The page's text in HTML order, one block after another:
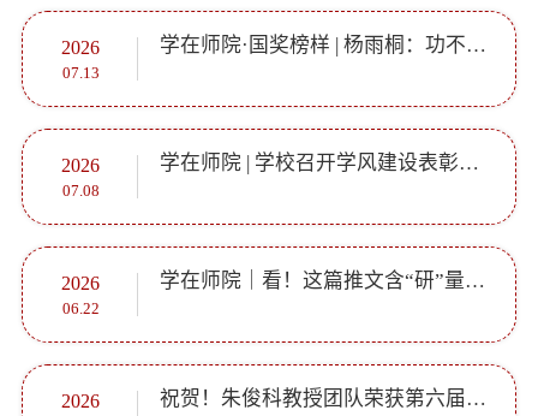
2026
07.13
学在师院·国奖榜样 | 杨雨桐：功不唐捐，玉汝于成
2026
07.08
学在师院 | 学校召开学风建设表彰大会暨2027届考研动员大会
2026
06.22
学在师院｜看！这篇推文含“研”量100%！
2026 祝贺！朱俊科教授团队荣获第六届山东省科技兴农奖一等奖！